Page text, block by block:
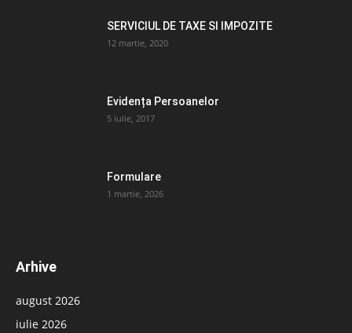
SERVICIUL DE TAXE SI IMPOZITE
12 martie, 2020
Evidența Persoanelor
5 iulie, 2017
Formulare
1 martie, 2026
Arhive
august 2026
iulie 2026